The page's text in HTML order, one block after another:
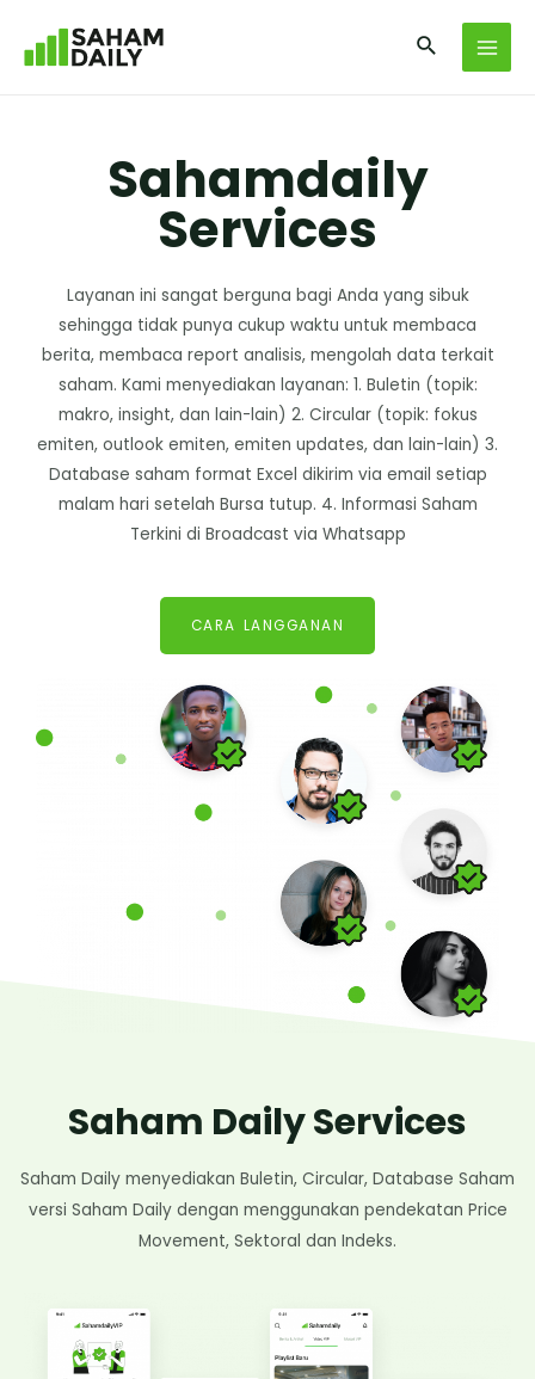
Sahamdaily
Services
Layanan ini sangat berguna bagi Anda yang sibuk
sehingga tidak punya cukup waktu untuk membaca
berita, membaca report analisis, mengolah data terkait
saham. Kami menyediakan layanan: 1. Buletin (topik:
makro, insight, dan lain-lain) 2. Circular (topik: fokus
emiten, outlook emiten, emiten updates, dan lain-lain) 3.
Database saham format Excel dikirim via email setiap
malam hari setelah Bursa tutup. 4. Informasi Saham
Terkini di Broadcast via Whatsapp
CARA LANGGANAN
Saham Daily Services
Saham Daily menyediakan Buletin, Circular, Database Saham
versi Saham Daily dengan menggunakan pendekatan Price
Movement, Sektoral dan Indeks.